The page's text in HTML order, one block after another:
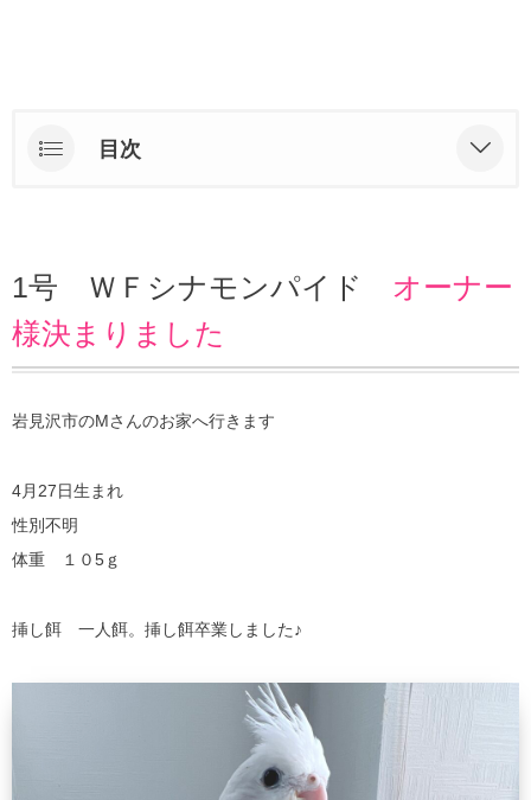
目次
2号 ＷＦシナモンパイド オーナー様決まりまし
た
1号 ＷＦシナモンパイド
オーナー
様決まりました
岩見沢市のMさんのお家へ行きます
4月27日生まれ
性別不明
体重 １０5ｇ
挿し餌 一人餌。挿し餌卒業しました♪